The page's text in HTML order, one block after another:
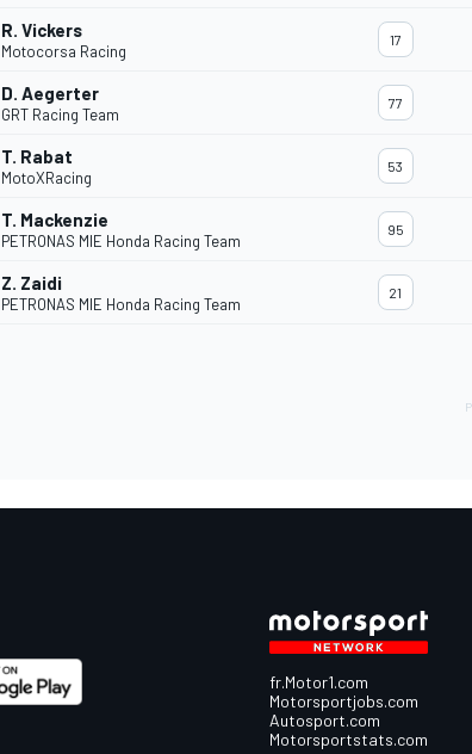
R. Vickers
Motocorsa Racing
17
D. Aegerter
GRT Racing Team
77
T. Rabat
MotoXRacing
53
T. Mackenzie
PETRONAS MIE Honda Racing Team
95
Z. Zaidi
PETRONAS MIE Honda Racing Team
21
fr.Motor1.com
Motorsportjobs.com
Autosport.com
Motorsportstats.com